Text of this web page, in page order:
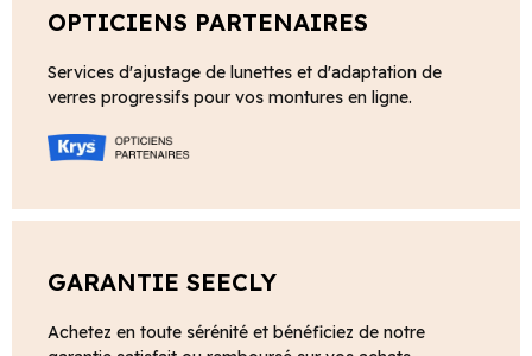
OPTICIENS PARTENAIRES
Services d'ajustage de lunettes et d'adaptation de
verres progressifs pour vos montures en ligne.
GARANTIE SEECLY
Achetez en toute sérénité et bénéficiez de notre